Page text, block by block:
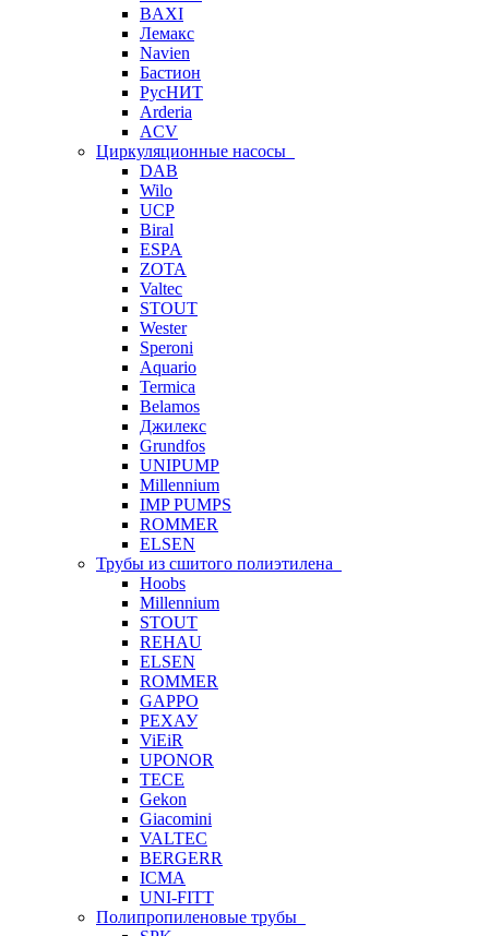
BAXI
Лемакс
Navien
Бастион
РусНИТ
Arderia
ACV
Циркуляционные насосы
DAB
Wilo
UCP
Biral
ESPA
ZOTA
Valtec
STOUT
Wester
Speroni
Aquario
Termica
Belamos
Джилекс
Grundfos
UNIPUMP
Millennium
IMP PUMPS
ROMMER
ELSEN
Трубы из сшитого полиэтилена
Hoobs
Millennium
STOUT
REHAU
ELSEN
ROMMER
GAPPO
РЕХАУ
ViEiR
UPONOR
TECE
Gekon
Giacomini
VALTEC
BERGERR
ICMA
UNI-FITT
Полипропиленовые трубы